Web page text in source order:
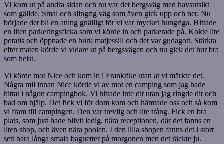
Vi kom ut på andra sidan och nu var det bergsväg med havsutsikt
som gällde. Smal och slingrig väg som även gick upp och ner. Nu
började det bli en aning gnälligt för vi var mycket hungriga. Hittade
en liten parkeringsficka som vi körde in och parkerade på. Kokte lite
potatis och öppnade en burk matjessill och det var gudagott. Stärkta
efter maten körde vi vidare ut på bergsvägen och nu gick det hur bra
som helst.
Vi körde mot Nice och kom in i Frankrike utan at vi märkte det.
Några mil innan Nice körde vi av mot en camping som jag hade
hittat i någon campingbok. Vi hittade inte dit utan jag ringde dit och
bad om hjälp. Det fick vi för dom kom och hämtade oss och så kom
vi fram till campingen. Den var trevlig och lite trång. Fick en bra
plats, som just hade blivit ledig, nära receptionen, där det fanns en
liten shop, och även nära poolen. I den lilla shopen fanns det i stort
sett bara långa smala baguetter på morgonen men det räckte ju.